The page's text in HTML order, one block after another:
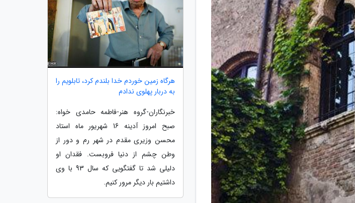
هرگاه زمین خوردم خدا بلندم کرد، تابلویم را
به دربار پهلوی ندادم
خبرنگاران-گروه هنر-فاطمه حامدی خواه:
صبح امروز آدینه 16 شهریور ماه استاد
محسن وزیری مقدم در شهر رم و دور از
وطن چشم از دنیا فروبست. فقدان او
دلیلی شد تا گفتگویی که سال 93 با وی
داشتیم بار دیگر مرور کنیم.